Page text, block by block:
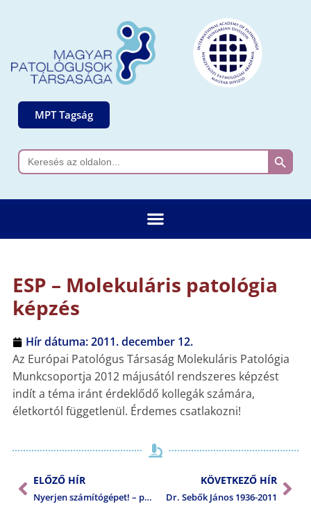
MPT Tagság
Search
for:
Search
ESP – Molekuláris patológia
képzés
Hír dátuma:2011. december 12.
Az Európai Patológus Társaság Molekuláris Patológia
Munkcsoportja 2012 májusától rendszeres képzést
indít a téma iránt érdeklődő kollegák számára,
életkortól függetlenül. Érdemes csatlakozni!
ELŐZŐ HÍR
Nyerjen számítógépet! – pályázati felhívás
KÖVETKEZŐ HÍR
Dr. Sebők János 1936-2011